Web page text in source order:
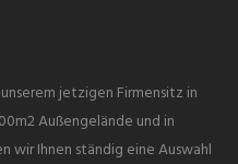
jetzigen Firmensitz in
Außengelände und in
wir Ihnen ständig eine Auswahl